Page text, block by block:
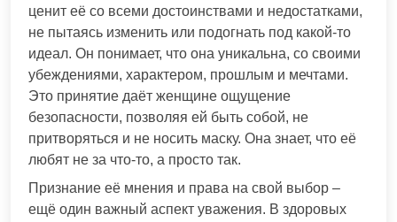
ценит её со всеми достоинствами и недостатками,
не пытаясь изменить или подогнать под какой-то
идеал. Он понимает, что она уникальна, со своими
убеждениями, характером, прошлым и мечтами.
Это принятие даёт женщине ощущение
безопасности, позволяя ей быть собой, не
притворяться и не носить маску. Она знает, что её
любят не за что-то, а просто так.
Признание её мнения и права на свой выбор –
ещё один важный аспект уважения. В здоровых